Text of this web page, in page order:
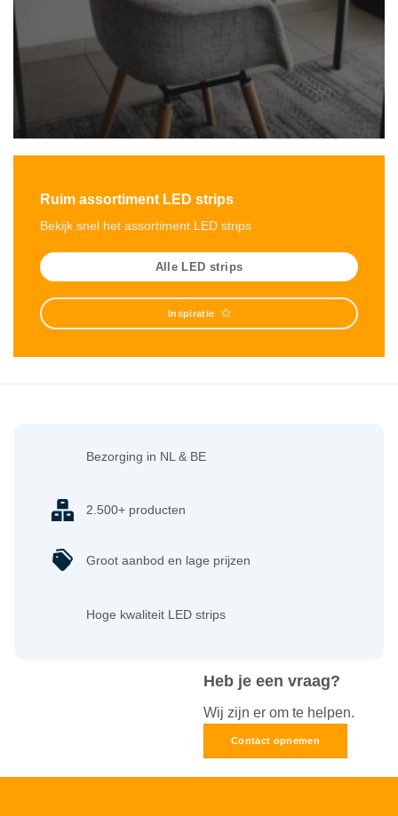
Ruim assortiment LED strips
Bekijk snel het assortiment LED strips
Alle LED strips
Inspiratie
Heb je een vraag?
Wij zijn er om te helpen.
Contact opnemen
Bezorging in NL & BE
2.500+ producten
Groot aanbod en lage prijzen
Hoge kwaliteit LED strips